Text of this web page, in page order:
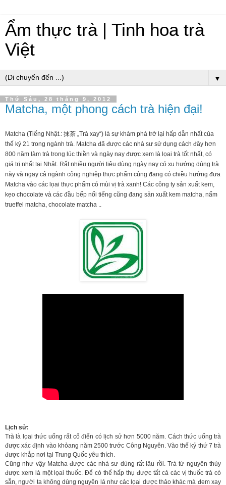
Ẩm thực trà | Tinh hoa trà
Việt
▼
Thứ Sáu, 28 tháng 9, 2012
Matcha, một phong cách trà hiện đại!
Matcha (Tiếng Nhật.: 抹茶 „Trà xay“) là sự khám phá trở lại hấp dẫn nhất của
thế kỷ 21 trong ngành trà. Matcha đã được các nhà sư sử dụng cách đây hơn
800 năm làm trà trong lúc thiền và ngày nay được xem là lọai trà tốt nhất, có
giá trị nhất tại Nhật. Rất nhiều người tiêu dùng ngày nay có xu hướng dùng trà
này và ngay cả ngành công nghiệp thực phẩm củng đang có chiều hướng đưa
Matcha vào các lọai thực phẩm có mùi vị trà xanh! Các công ty sản xuất kem,
kẹo chocolate và các đầu bếp nổi tiếng cũng đang sản xuất kem matcha, nấm
trueffel matcha, chocolate matcha ..
Lịch sử:
Trà là lọai thức uống rất cổ điển có lịch sử hơn 5000 năm. Cách thức uống trà
được xác định vào khỏang năm 2500 trước Công Nguyên. Vào thế kỷ thứ 7 trà
được khắp nơi tại Trung Quốc yêu thích.
Cũng như vậy Matcha được các nhà sư dùng rất lâu rồi. Trà từ nguyên thủy
được xem là một lọai thuốc. Để có thể hấp thụ được tất cả các vị thuốc trà có
sẵn, người ta không dùng nguyên lá như các lọai dược thảo khác mà đem xay